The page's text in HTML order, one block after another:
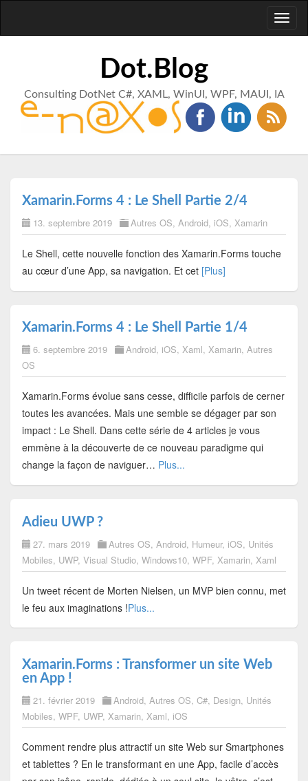
Dot.Blog
Consulting DotNet C#, XAML, WinUI, WPF, MAUI, IA
Xamarin.Forms 4 : Le Shell Partie 2/4
13. septembre 2019 Autres OS, Android, iOS, Xamarin
Le Shell, cette nouvelle fonction des Xamarin.Forms touche
au cœur d’une App, sa navigation. Et cet [Plus]
Xamarin.Forms 4 : Le Shell Partie 1/4
6. septembre 2019 Android, iOS, Xaml, Xamarin, Autres
OS
Xamarin.Forms évolue sans cesse, difficile parfois de cerner
toutes les avancées. Mais une semble se dégager par son
impact : Le Shell. Dans cette série de 4 articles je vous
emmène à la découverte de ce nouveau paradigme qui
change la façon de naviguer… Plus...
Adieu UWP ?
27. mars 2019 Autres OS, Android, Humeur, iOS, Unités
Mobiles, UWP, Visual Studio, Windows10, WPF, Xamarin, Xaml
Un tweet récent de Morten Nielsen, un MVP bien connu, met
le feu aux imaginations !Plus...
Xamarin.Forms : Transformer un site Web
en App !
21. février 2019 Android, Autres OS, C#, Design, Unités
Mobiles, WPF, UWP, Xamarin, Xaml, iOS
Comment rendre plus attractif un site Web sur Smartphones
et tablettes ? En le transformant en une App, facile d’accès